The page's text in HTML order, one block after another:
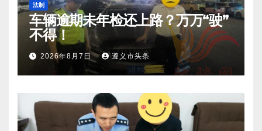
法制
车辆逾期未年检还上路？万万“驶”
不得！
2026年8月7日 遵义市头条